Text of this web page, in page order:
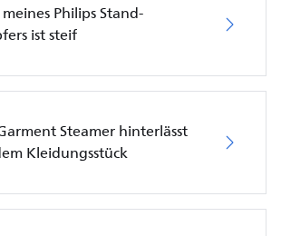
Philips Stand-
ist steif
Steamer hinterlässt
Kleidungsstück